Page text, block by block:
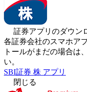
証券アプリのダウン
各証券会社のスマホア
トールがまだの場合は
い。
SBI証券 株 アプリ
閉じる